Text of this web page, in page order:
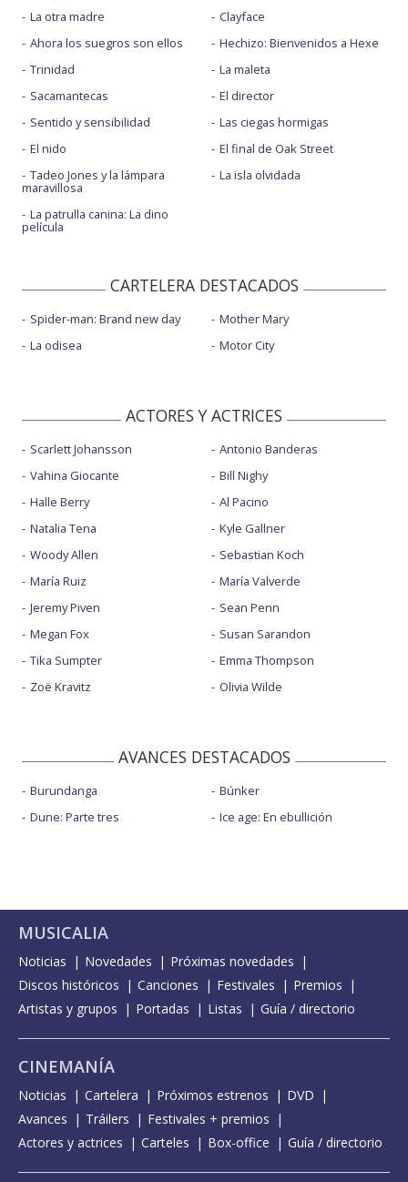
La otra madre
Ahora los suegros son ellos
Trinidad
Sacamantecas
Sentido y sensibilidad
El nido
Tadeo Jones y la lámpara
maravillosa
La patrulla canina: La dino
película
Clayface
Hechizo: Bienvenidos a Hexe
La maleta
El director
Las ciegas hormigas
El final de Oak Street
La isla olvidada
CARTELERA DESTACADOS
Spider-man: Brand new day
La odisea
Mother Mary
Motor City
ACTORES Y ACTRICES
Scarlett Johansson
Vahina Giocante
Halle Berry
Natalia Tena
Woody Allen
María Ruiz
Jeremy Piven
Megan Fox
Tika Sumpter
Zoë Kravitz
Antonio Banderas
Bill Nighy
Al Pacino
Kyle Gallner
Sebastian Koch
María Valverde
Sean Penn
Susan Sarandon
Emma Thompson
Olivia Wilde
AVANCES DESTACADOS
Burundanga
Dune: Parte tres
Búnker
Ice age: En ebullición
MUSICALIA
Noticias Novedades
Próximas novedades
Discos históricos
Canciones Festivales
Premios
Artistas y grupos
Portadas Listas Guía / directorio
CINEMANÍA
Noticias Cartelera Próximos estrenos
DVD
Avances
Tráilers
Festivales + premios
Actores y actrices
Carteles Box-office Guía / directorio